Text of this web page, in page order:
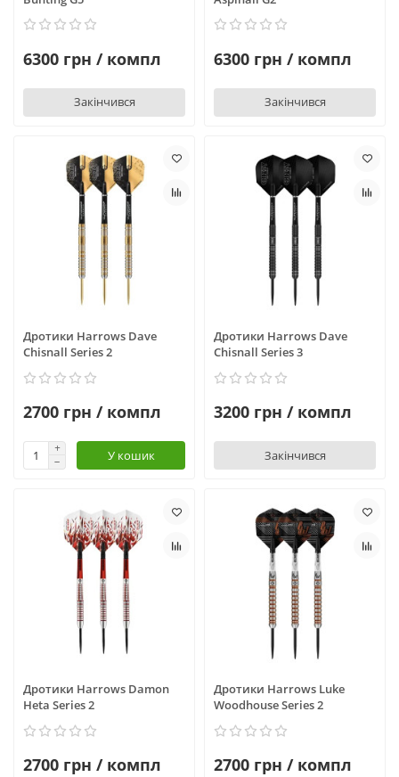
6300 грн / компл
Закінчився
6300 грн / компл
Закінчився
Дротики Harrows Dave
Chisnall Series 2
2700 грн / компл
У кошик
Дротики Harrows Dave
Chisnall Series 3
3200 грн / компл
Закінчився
Дротики Harrows Damon
Heta Series 2
2700 грн / компл
Дротики Harrows Luke
Woodhouse Series 2
2700 грн / компл